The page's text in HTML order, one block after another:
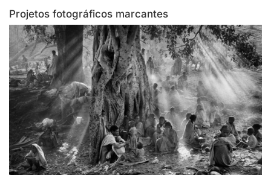
Projetos fotográficos marcantes